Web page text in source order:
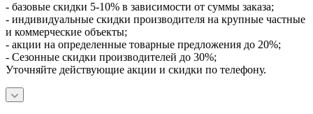
- базовые скидки 5-10% в зависимости от суммы заказа;
- индивидуальные скидки производителя на крупные частные
и коммерческие объекты;
- акции на определенные товарные предложения до 20%;
- Сезонные скидки производителей до 30%;
Уточняйте действующие акции и скидки по телефону.